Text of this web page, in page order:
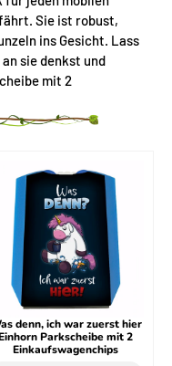
Sie ist robust,
ins Gesicht. Lass
sie denkst und
mit 2
denn, ich war zuerst hier
Parkscheibe mit 2
Einkaufswagenchips